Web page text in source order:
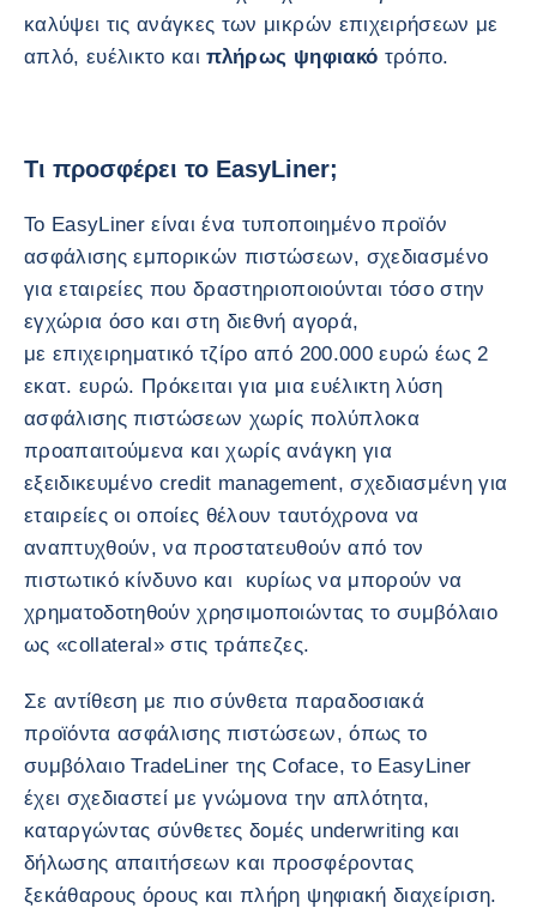
καλύψει τις ανάγκες των μικρών επιχειρήσεων με
απλό, ευέλικτο καιπλήρως ψηφιακό τρόπο.
Τι προσφέρει το EasyLiner;
Το EasyLiner είναι ένα τυποποιημένο προϊόν
ασφάλισης εμπορικών πιστώσεων, σχεδιασμένο
για εταιρείες που δραστηριοποιούνται τόσο στην
εγχώρια όσο και στη διεθνή αγορά,
με επιχειρηματικό τζίρο από 200.000 ευρώ έως 2
εκατ. ευρώ. Πρόκειται για μια ευέλικτη λύση
ασφάλισης πιστώσεων χωρίς πολύπλοκα
προαπαιτούμενα και χωρίς ανάγκη για
εξειδικευμένο credit management, σχεδιασμένη για
εταιρείες οι οποίες θέλουν ταυτόχρονα να
αναπτυχθούν, να προστατευθούν από τον
πιστωτικό κίνδυνο και κυρίως να μπορούν να
χρηματοδοτηθούν χρησιμοποιώντας το συμβόλαιο
ως «collateral» στις τράπεζες.
Σε αντίθεση με πιο σύνθετα παραδοσιακά
προϊόντα ασφάλισης πιστώσεων, όπως το
συμβόλαιο TradeLiner της Coface, το EasyLiner
έχει σχεδιαστεί με γνώμονα την απλότητα,
καταργώντας σύνθετες δομές underwriting και
δήλωσης απαιτήσεων και προσφέροντας
ξεκάθαρους όρους και πλήρη ψηφιακή διαχείριση.